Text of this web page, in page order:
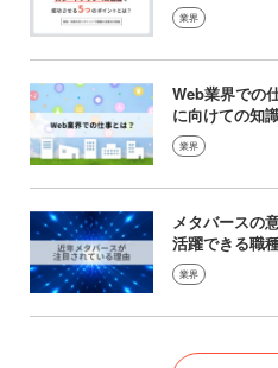
業界
Web業界での
に向けての知
業界
メタバースの
活躍できる職
業界